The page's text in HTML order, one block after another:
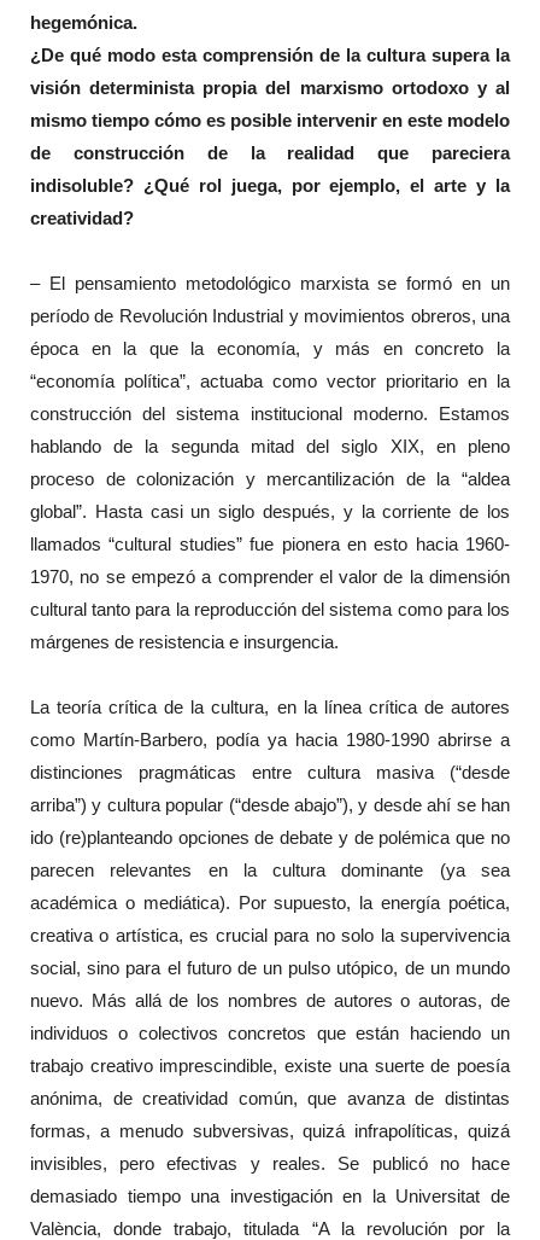
hegemónica.
¿De qué modo esta comprensión de la cultura supera la
visión determinista propia del marxismo ortodoxo y al
mismo tiempo cómo es posible intervenir en este modelo
de construcción de la realidad que pareciera
indisoluble? ¿Qué rol juega, por ejemplo, el arte y la
creatividad?
– El pensamiento metodológico marxista se formó en un
período de Revolución Industrial y movimientos obreros, una
época en la que la economía, y más en concreto la
“economía política”, actuaba como vector prioritario en la
construcción del sistema institucional moderno. Estamos
hablando de la segunda mitad del siglo XIX, en pleno
proceso de colonización y mercantilización de la “aldea
global”. Hasta casi un siglo después, y la corriente de los
llamados “cultural studies” fue pionera en esto hacia 1960-
1970, no se empezó a comprender el valor de la dimensión
cultural tanto para la reproducción del sistema como para los
márgenes de resistencia e insurgencia.
La teoría crítica de la cultura, en la línea crítica de autores
como Martín-Barbero, podía ya hacia 1980-1990 abrirse a
distinciones pragmáticas entre cultura masiva (“desde
arriba”) y cultura popular (“desde abajo”), y desde ahí se han
ido (re)planteando opciones de debate y de polémica que no
parecen relevantes en la cultura dominante (ya sea
académica o mediática). Por supuesto, la energía poética,
creativa o artística, es crucial para no solo la supervivencia
social, sino para el futuro de un pulso utópico, de un mundo
nuevo. Más allá de los nombres de autores o autoras, de
individuos o colectivos concretos que están haciendo un
trabajo creativo imprescindible, existe una suerte de poesía
anónima, de creatividad común, que avanza de distintas
formas, a menudo subversivas, quizá infrapolíticas, quizá
invisibles, pero efectivas y reales. Se publicó no hace
demasiado tiempo una investigación en la Universitat de
València, donde trabajo, titulada “A la revolución por la